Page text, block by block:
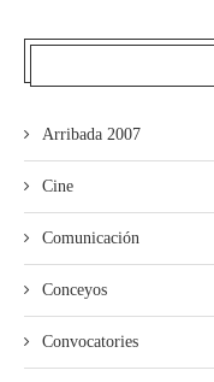
Arribada 2007
Cine
Comunicación
Conceyos
Convocatories